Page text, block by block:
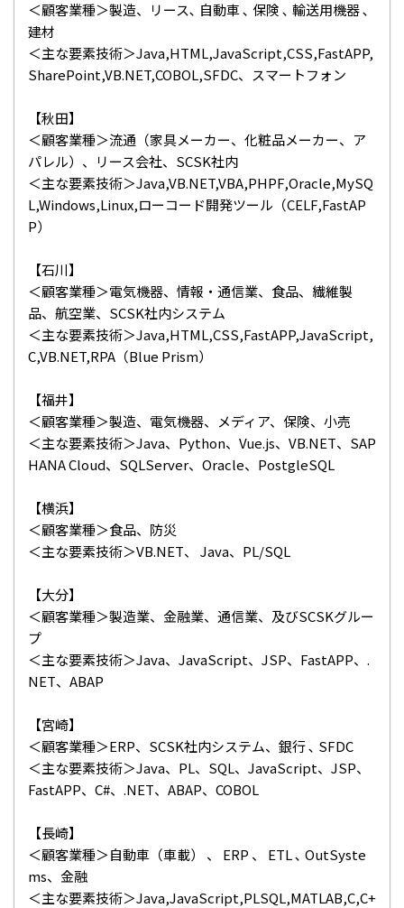
＜顧客業種＞製造、リース､ 自動車 ､ 保険 ､ 輸送用機器 ､
建材
＜主な要素技術＞Java,HTML,JavaScript,CSS,FastAPP,
SharePoint,VB.NET,COBOL,SFDC、スマートフォン
【秋田】
＜顧客業種＞流通（家具メーカー、化粧品メーカー、ア
パレル）、リース会社、SCSK社内
＜主な要素技術＞Java,VB.NET,VBA,PHPF,Oracle,MySQ
L,Windows,Linux,ローコード開発ツール（CELF,FastAP
P）
【石川】
＜顧客業種＞電気機器、情報・通信業、食品、繊維製
品、航空業、SCSK社内システム
＜主な要素技術＞Java,HTML,CSS,FastAPP,JavaScript,
C,VB.NET,RPA（Blue Prism）
【福井】
＜顧客業種＞製造、電気機器、メディア、保険、小売
＜主な要素技術＞Java、Python、Vue.js、VB.NET、SAP
HANA Cloud、SQLServer、Oracle、PostgleSQL
【横浜】
＜顧客業種＞食品、防災
＜主な要素技術＞VB.NET、 Java、PL/SQL
【大分】
＜顧客業種＞製造業、金融業、通信業、及びSCSKグルー
プ
＜主な要素技術＞Java、JavaScript、JSP、FastAPP、.
NET、ABAP
【宮崎】
＜顧客業種＞ERP、SCSK社内システム、銀行 ､ SFDC
＜主な要素技術＞Java、PL、SQL、JavaScript、JSP、
FastAPP、C#、.NET、ABAP、COBOL
【長崎】
＜顧客業種＞自動車（車載） 、 ERP 、 ETL ､ OutSyste
ms、金融
＜主な要素技術＞Java,JavaScript,PLSQL,MATLAB,C,C+